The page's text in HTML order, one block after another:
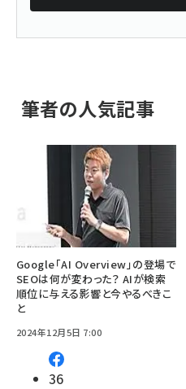
筆者の人気記事
Google「AI Overview」の登場で
SEOは何が変わった？ AIが検索
順位に与える影響と今やるべきこ
と
2024年12月5日 7:00
36